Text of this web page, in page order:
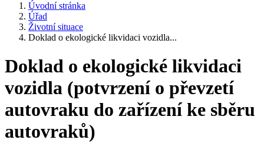
Úvodní stránka
Úřad
Životní situace
Doklad o ekologické likvidaci vozidla...
Doklad o ekologické likvidaci
vozidla (potvrzení o převzetí
autovraku do zařízení ke sběru
autovraků)